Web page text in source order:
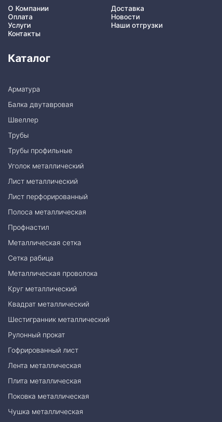
О Компании
Доставка
Оплата
Новости
Услуги
Наши отгрузки
Контакты
Каталог
Арматура
Балка двутавровая
Швеллер
Трубы
Трубы профильные
Уголок металлический
Лист металлический
Лист перфорированный
Полоса металлическая
Профнастил
Металлическая сетка
Сетка рабица
Металлическая проволока
Круг металлический
Квадрат металлический
Шестигранник металлический
Рулонный прокат
Гофрированный лист
Лента металлическая
Плита металлическая
Поковка металлическая
Чушка металлическая